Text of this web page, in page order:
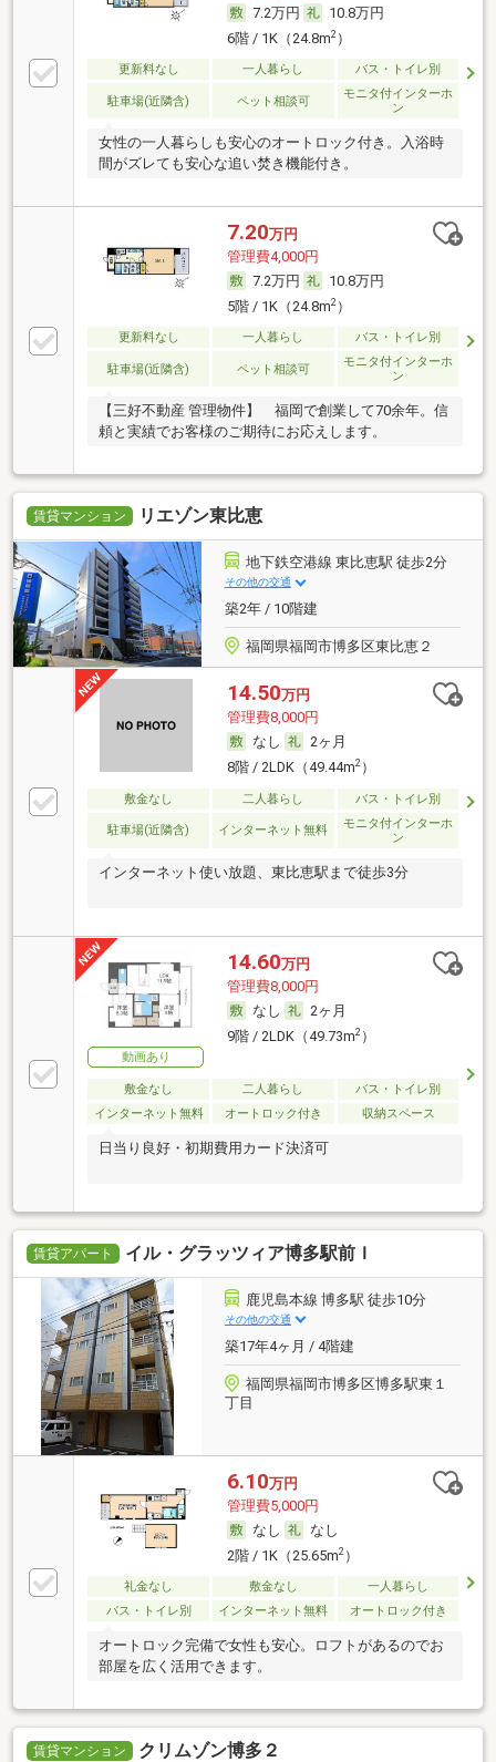
7.2万円
10.8万円
6階 / 1K（24.8m2）
更新料なし 一人暮らし バス・トイレ別
駐車場(近隣含) ペット相談可
モニタ付インターホ
ン
女性の一人暮らしも安心のオートロック付き。入浴時
間がズレても安心な追い焚き機能付き。
7.20万円
管理費4,000円
7.2万円
10.8万円
5階 / 1K（24.8m2）
更新料なし 一人暮らし バス・トイレ別
駐車場(近隣含) ペット相談可
モニタ付インターホ
ン
【三好不動産 管理物件】 福岡で創業して70余年。信
頼と実績でお客様のご期待にお応えします。
賃貸マンション リエゾン東比恵
地下鉄空港線 東比恵駅 徒歩2分
その他の交通
築2年 / 10階建
福岡県福岡市博多区東比恵２
14.50万円
管理費8,000円
なし
2ヶ月
8階 / 2LDK（49.44m2）
敷金なし 二人暮らし バス・トイレ別
駐車場(近隣含) インターネット無料
モニタ付インターホ
ン
インターネット使い放題、東比恵駅まで徒歩3分
動画あり
14.60万円
管理費8,000円
なし
2ヶ月
9階 / 2LDK（49.73m2）
敷金なし 二人暮らし
バス・トイレ別
インターネット無料
オートロック付き 収納スペース
日当り良好・初期費用カード決済可
賃貸アパート イル・グラッツィア博多駅前Ｉ
鹿児島本線 博多駅 徒歩10分
その他の交通
築17年4ヶ月 / 4階建
福岡県福岡市博多区博多駅東１
丁目
6.10万円
管理費5,000円
なし
なし
2階 / 1K（25.65m2）
礼金なし 敷金なし
一人暮らし
バス・トイレ別
インターネット無料 オートロック付き
オートロック完備で女性も安心。ロフトがあるのでお
部屋を広く活用できます。
賃貸マンション クリムゾン博多２